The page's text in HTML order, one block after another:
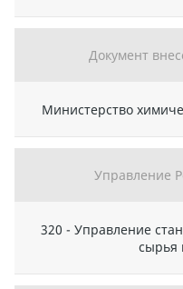
Документ
Министерство
Управление
320 - Управление
сырья